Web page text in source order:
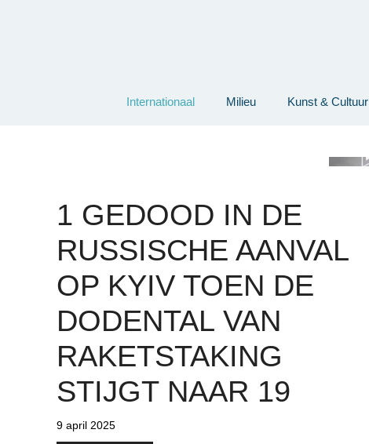
Internationaal Milieu Kunst & Cultuur
1 GEDOOD IN DE
RUSSISCHE AANVAL
OP KYIV TOEN DE
DODENTAL VAN
RAKETSTAKING
STIJGT NAAR 19
9 april 2025